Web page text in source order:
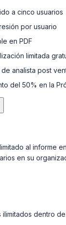
a cinco usuarios
por usuario
en PDF
limitada
analista post
del 50% en la
al informe
en su
venta de
gratuita del
a continuación.
ilimitados dentro